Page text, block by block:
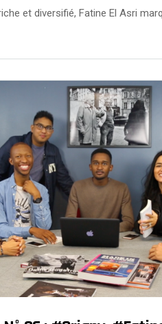
et diversifié, Fatine El Asri